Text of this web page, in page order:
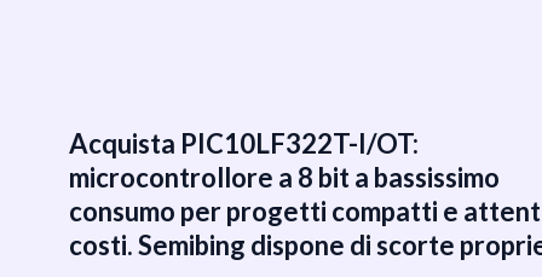
Acquista PIC10LF322T-I/OT:
microcontrollore a 8 bit a bassissimo
consumo per progetti compatti e
costi. Semibing dispone di scorte